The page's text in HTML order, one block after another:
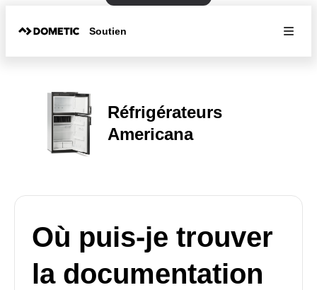
Soutien
Réfrigérateurs
Americana
Où puis-je trouver
la documentation